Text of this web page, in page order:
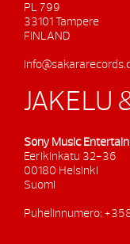
PL 799
33101 Tampere
FINLAND
JAKELU
Sony Music
Eerikinkatu 32-36
00180 Helsinki
Suomi
Puhelinnumero: